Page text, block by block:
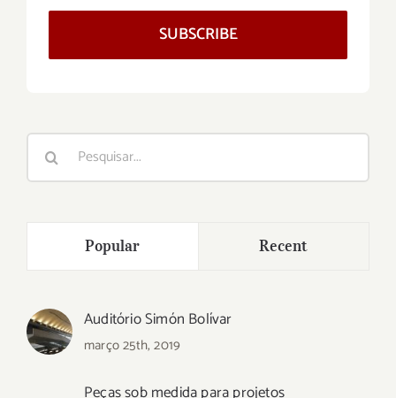
SUBSCRIBE
Buscar
resultados
Popular Recent
Auditório Simón Bolívar
março 25th, 2019
Peças sob medida para projetos